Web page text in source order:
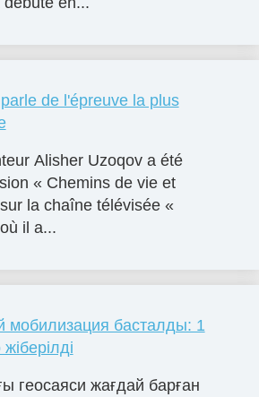
de l'épreuve la plus
Alisher Uzoqov a été
« Chemins de vie et
la chaîne télévisée «
il a...
мобилизация басталды: 1
геосаяси жағдай барған